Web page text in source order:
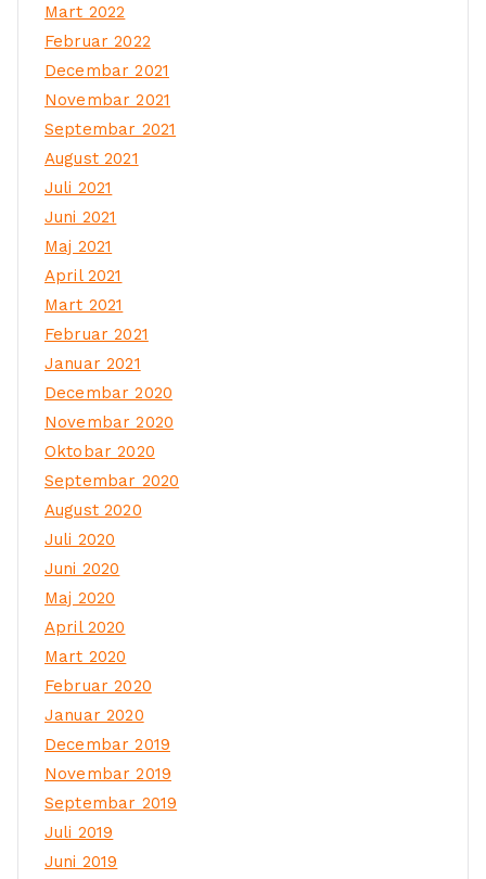
Mart 2022
Februar 2022
Decembar 2021
Novembar 2021
Septembar 2021
August 2021
Juli 2021
Juni 2021
Maj 2021
April 2021
Mart 2021
Februar 2021
Januar 2021
Decembar 2020
Novembar 2020
Oktobar 2020
Septembar 2020
August 2020
Juli 2020
Juni 2020
Maj 2020
April 2020
Mart 2020
Februar 2020
Januar 2020
Decembar 2019
Novembar 2019
Septembar 2019
Juli 2019
Juni 2019